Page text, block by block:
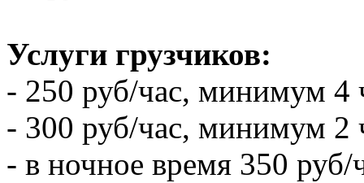
Услуги грузчиков:
- 250 руб/час, минимум 4
- 300 руб/час, минимум 2
- в ночное время 350